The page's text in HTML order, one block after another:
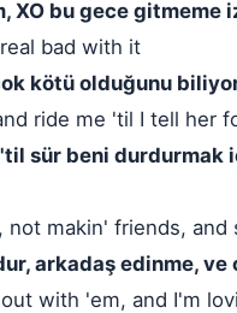
XO bu gece gitmeme
bad with it
kötü olduğunu
ride me 'til I tell her
sür beni durdurmak
not makin' friends,
arkadaş edinme,
with 'em, and I'm